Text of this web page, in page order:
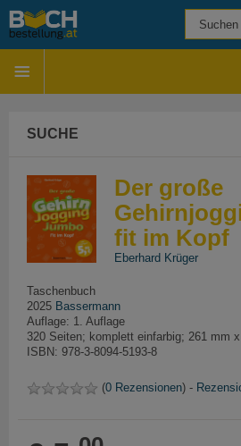
SUCHE
Der große
fit im Kopf
Eberhard Krüger
Taschenbuch
2025 Bassermann
Auflage: 1. Auflage
320 Seiten; komplett einfarbig; 261 mm
ISBN: 978-3-8094-5193-8
(0 Rezensionen) -